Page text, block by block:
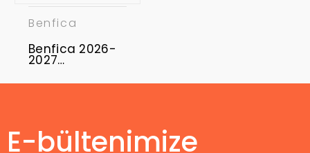
Benfica
Benfica 2026-
2027
Maç Forması
E-bültenimize